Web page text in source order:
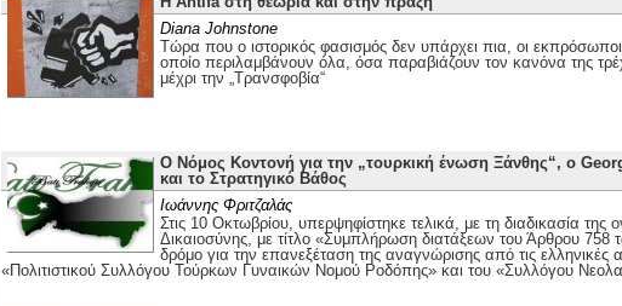
Diana Johnstone
Τώρα που ο ιστορικός φασισμός δεν υπάρχει πια, οι
οποίο περιλαμβάνουν όλα, όσα παραβιάζουν τον κανόνα της
μέχρι την „Τρανσφοβία“
Ο Νόμος Κοντονή για την „τουρκική ένωση Ξάνθης“, ο
και το Στρατηγικό Βάθος
Ιωάννης Φριτζαλάς
Στις 10 Οκτωβρίου, υπερψηφίστηκε τελικά, με τη διαδικασία
Δικαιοσύνης, με τίτλο «Συμπλήρωση διατάξεων του Άρθρου 758
δρόμο για την επανεξέταση της αναγνώρισης από τις
«Πολιτιστικού Συλλόγου Τούρκων Γυναικών Νομού Ροδόπης» και του «Συλλόγου